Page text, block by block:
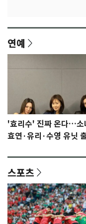
연예
'효리수' 진짜 온다…소
효연·유리·수영 유닛
스포츠